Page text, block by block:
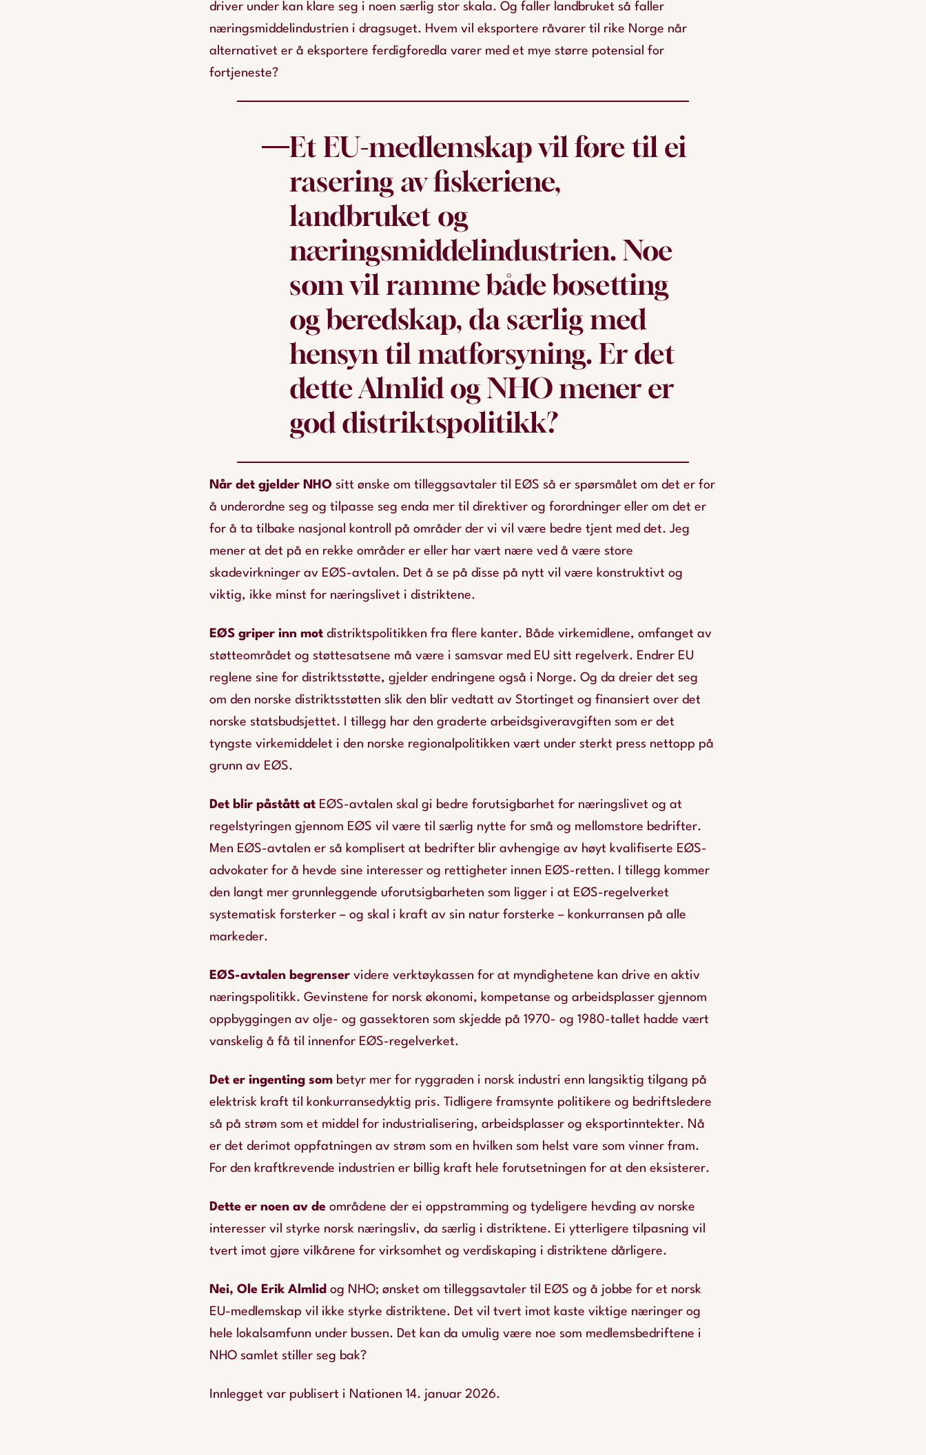
driver under kan klare seg i noen særlig stor skala. Og faller landbruket så faller
næringsmiddelindustrien i dragsuget. Hvem vil eksportere råvarer til rike Norge når
alternativet er å eksportere ferdigforedla varer med et mye større potensial for
fortjeneste?
Et EU-medlemskap vil føre til ei
rasering av fiskeriene,
landbruket og
næringsmiddelindustrien. Noe
som vil ramme både bosetting
og beredskap, da særlig med
hensyn til matforsyning. Er det
dette Almlid og NHO mener er
god distriktspolitikk?
Når det gjelder NHO sitt ønske om tilleggsavtaler til EØS så er spørsmålet om det er for
å underordne seg og tilpasse seg enda mer til direktiver og forordninger eller om det er
for å ta tilbake nasjonal kontroll på områder der vi vil være bedre tjent med det. Jeg
mener at det på en rekke områder er eller har vært nære ved å være store
skadevirkninger av EØS-avtalen. Det å se på disse på nytt vil være konstruktivt og
viktig, ikke minst for næringslivet i distriktene.
EØS griper inn motdistriktspolitikken fra flere kanter. Både virkemidlene, omfanget av
støtteområdet og støttesatsene må være i samsvar med EU sitt regelverk. Endrer EU
reglene sine for distriktsstøtte, gjelder endringene også i Norge. Og da dreier det seg
om den norske distriktsstøtten slik den blir vedtatt av Stortinget og finansiert over det
norske statsbudsjettet. I tillegg har den graderte arbeidsgiveravgiften som er det
tyngste virkemiddelet i den norske regionalpolitikken vært under sterkt press nettopp på
grunn av EØS.
Det blir påstått atEØS-avtalen skal gi bedre forutsigbarhet for næringslivet og at
regelstyringen gjennom EØS vil være til særlig nytte for små og mellomstore bedrifter.
Men EØS-avtalen er så komplisert at bedrifter blir avhengige av høyt kvalifiserte EØS-
advokater for å hevde sine interesser og rettigheter innen EØS-retten. I tillegg kommer
den langt mer grunnleggende uforutsigbarheten som ligger i at EØS-regelverket
systematisk forsterker – og skal i kraft av sin natur forsterke – konkurransen på alle
markeder.
EØS-avtalen begrenser videre verktøykassen for at myndighetene kan drive en aktiv
næringspolitikk. Gevinstene for norsk økonomi, kompetanse og arbeidsplasser gjennom
oppbyggingen av olje- og gassektoren som skjedde på 1970- og 1980-tallet hadde vært
vanskelig å få til innenfor EØS-regelverket.
Det er ingenting sombetyr mer for ryggraden i norsk industri enn langsiktig tilgang på
elektrisk kraft til konkurransedyktig pris. Tidligere framsynte politikere og bedriftsledere
så på strøm som et middel for industrialisering, arbeidsplasser og eksportinntekter. Nå
er det derimot oppfatningen av strøm som en hvilken som helst vare som vinner fram.
For den kraftkrevende industrien er billig kraft hele forutsetningen for at den eksisterer.
Dette er noen av de områdene der ei oppstramming og tydeligere hevding av norske
interesser vil styrke norsk næringsliv, da særlig i distriktene. Ei ytterligere tilpasning vil
tvert imot gjøre vilkårene for virksomhet og verdiskaping i distriktene dårligere.
Nei, Ole Erik Almlid og NHO; ønsket om tilleggsavtaler til EØS og å jobbe for et norsk
EU-medlemskap vil ikke styrke distriktene. Det vil tvert imot kaste viktige næringer og
hele lokalsamfunn under bussen. Det kan da umulig være noe som medlemsbedriftene i
NHO samlet stiller seg bak?
Innlegget var publisert i Nationen 14. januar 2026.